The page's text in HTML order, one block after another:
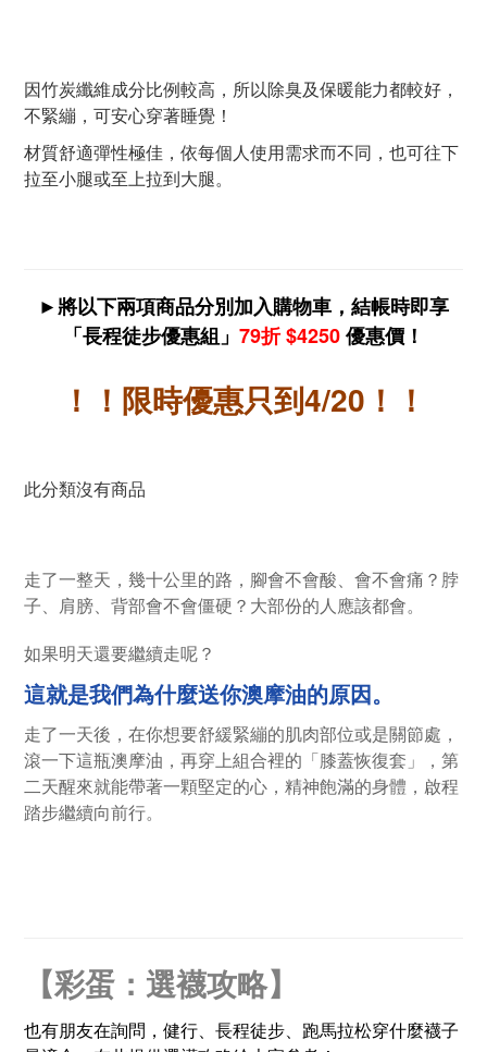
因竹炭纖維成分比例較高，所以除臭及保暖能力都較好，
不緊繃，可安心穿著睡覺！
材質舒適彈性極佳，依每個人使用需求而不同，也可往下
拉至小腿或至上拉到大腿。
►將以下兩項商品分別加入購物車，結帳時即享
「長程徒步優惠組」 79折 $4250優惠價！
！！限時優惠只到4/20！！
此分類沒有商品
走了一整天，幾十公里的路，腳會不會酸、會不會痛？脖
子、肩膀、背部會不會僵硬？大部份的人應該都會。
如果明天還要繼續走呢？
這就是我們為什麼送你澳摩油的原因。
走了一天後，在你想要舒緩緊繃的肌肉部位或是關節處，
滾一下這瓶澳摩油，再穿上組合裡的「膝蓋恢復套」，第
二天醒來就能帶著一顆堅定的心，精神飽滿的身體，啟程
踏步繼續向前行。
【彩蛋：選襪攻略】
也有朋友在詢問，健行、長程徒步、跑馬拉松穿什麼襪子